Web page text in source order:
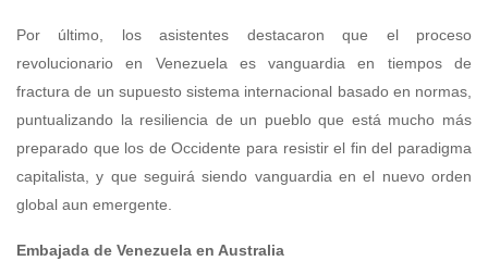
Por último, los asistentes destacaron que el proceso
revolucionario en Venezuela es vanguardia en tiempos de
fractura de un supuesto sistema internacional basado en normas,
puntualizando la resiliencia de un pueblo que está mucho más
preparado que los de Occidente para resistir el fin del paradigma
capitalista, y que seguirá siendo vanguardia en el nuevo orden
global aun emergente.
Embajada de Venezuela en Australia